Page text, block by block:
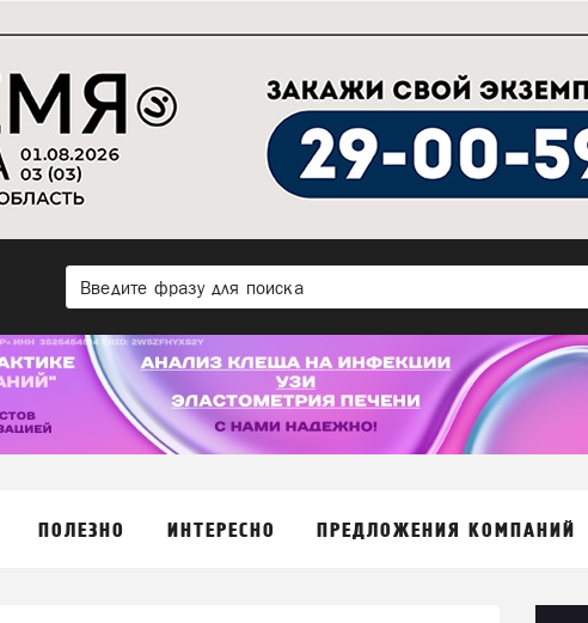
ПОЛЕЗНО ИНТЕРЕСНО ПРЕДЛОЖЕНИЯ КОМПАНИЙ